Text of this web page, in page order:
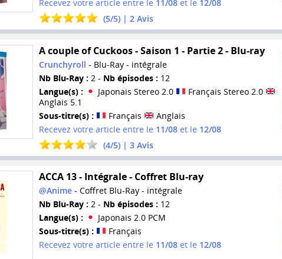
Recevez votre article entre le 11/08et le 12/08
(5/5) | 2Avis
A couple of Cuckoos - Saison 1 - Partie 2 - Blu-ray
Crunchyroll - Blu-Ray - intégrale
Nb Blu-Ray : 2 - Nb épisodes : 12
Langue(s) :
Japonais Stereo 2.0
Français Stereo 2.0
Anglais 5.1
Sous-titre(s) :
Français
Anglais
Recevez votre article entre le 11/08et le 12/08
(4/5) | 3Avis
ACCA 13 - Intégrale - Coffret Blu-ray
@Anime- Coffret Blu-Ray - intégrale
Nb Blu-Ray : 2 - Nb épisodes : 12
Langue(s) :
Japonais 2.0 PCM
Sous-titre(s) :
Français
Recevez votre article entre le 11/08et le 12/08